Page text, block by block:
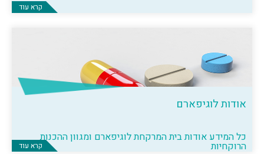
קרא עוד
אודות לוגיפארם
כל המידע אודות בית המרקחת לוגיפארם ומגוון ההכנות
הרוקחיות קרא עוד